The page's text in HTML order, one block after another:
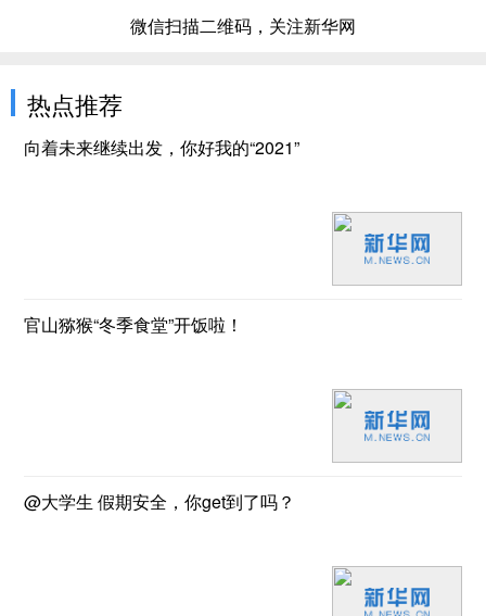
微信扫描二维码，关注新华网
热点推荐
向着未来继续出发，你好我的“2021”
官山猕猴“冬季食堂”开饭啦！
@大学生 假期安全，你get到了吗？